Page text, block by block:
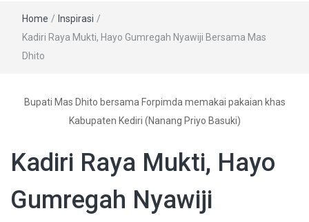
Home / Inspirasi /
Kadiri Raya Mukti, Hayo Gumregah Nyawiji Bersama Mas
Dhito
Bupati Mas Dhito bersama Forpimda memakai pakaian khas
Kabupaten Kediri (Nanang Priyo Basuki)
Kadiri Raya Mukti, Hayo
Gumregah Nyawiji